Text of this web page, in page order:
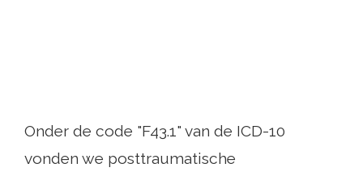
Onder de code "F43.1" van de ICD-10
vonden we posttraumatische